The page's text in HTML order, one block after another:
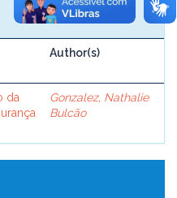
Author(s)
da
Gonzalez, Nathalie
Bulcão